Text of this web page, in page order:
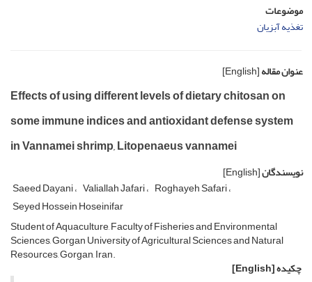
موضوعات
تغذیه آبزیان
عنوان مقاله[English]
Effects of using different levels of dietary chitosan on
some immune indices and antioxidant defense system
in Vannamei shrimp, Litopenaeus vannamei
نویسندگان[English]
Saeed Dayani Valiallah Jafari Roghayeh Safari
Seyed Hossein Hoseinifar
Student of Aquaculture, Faculty of Fisheries and Environmental
Sciences, Gorgan University of Agricultural Sciences and Natural
Resources, Gorgan, Iran.
چکیده[English]